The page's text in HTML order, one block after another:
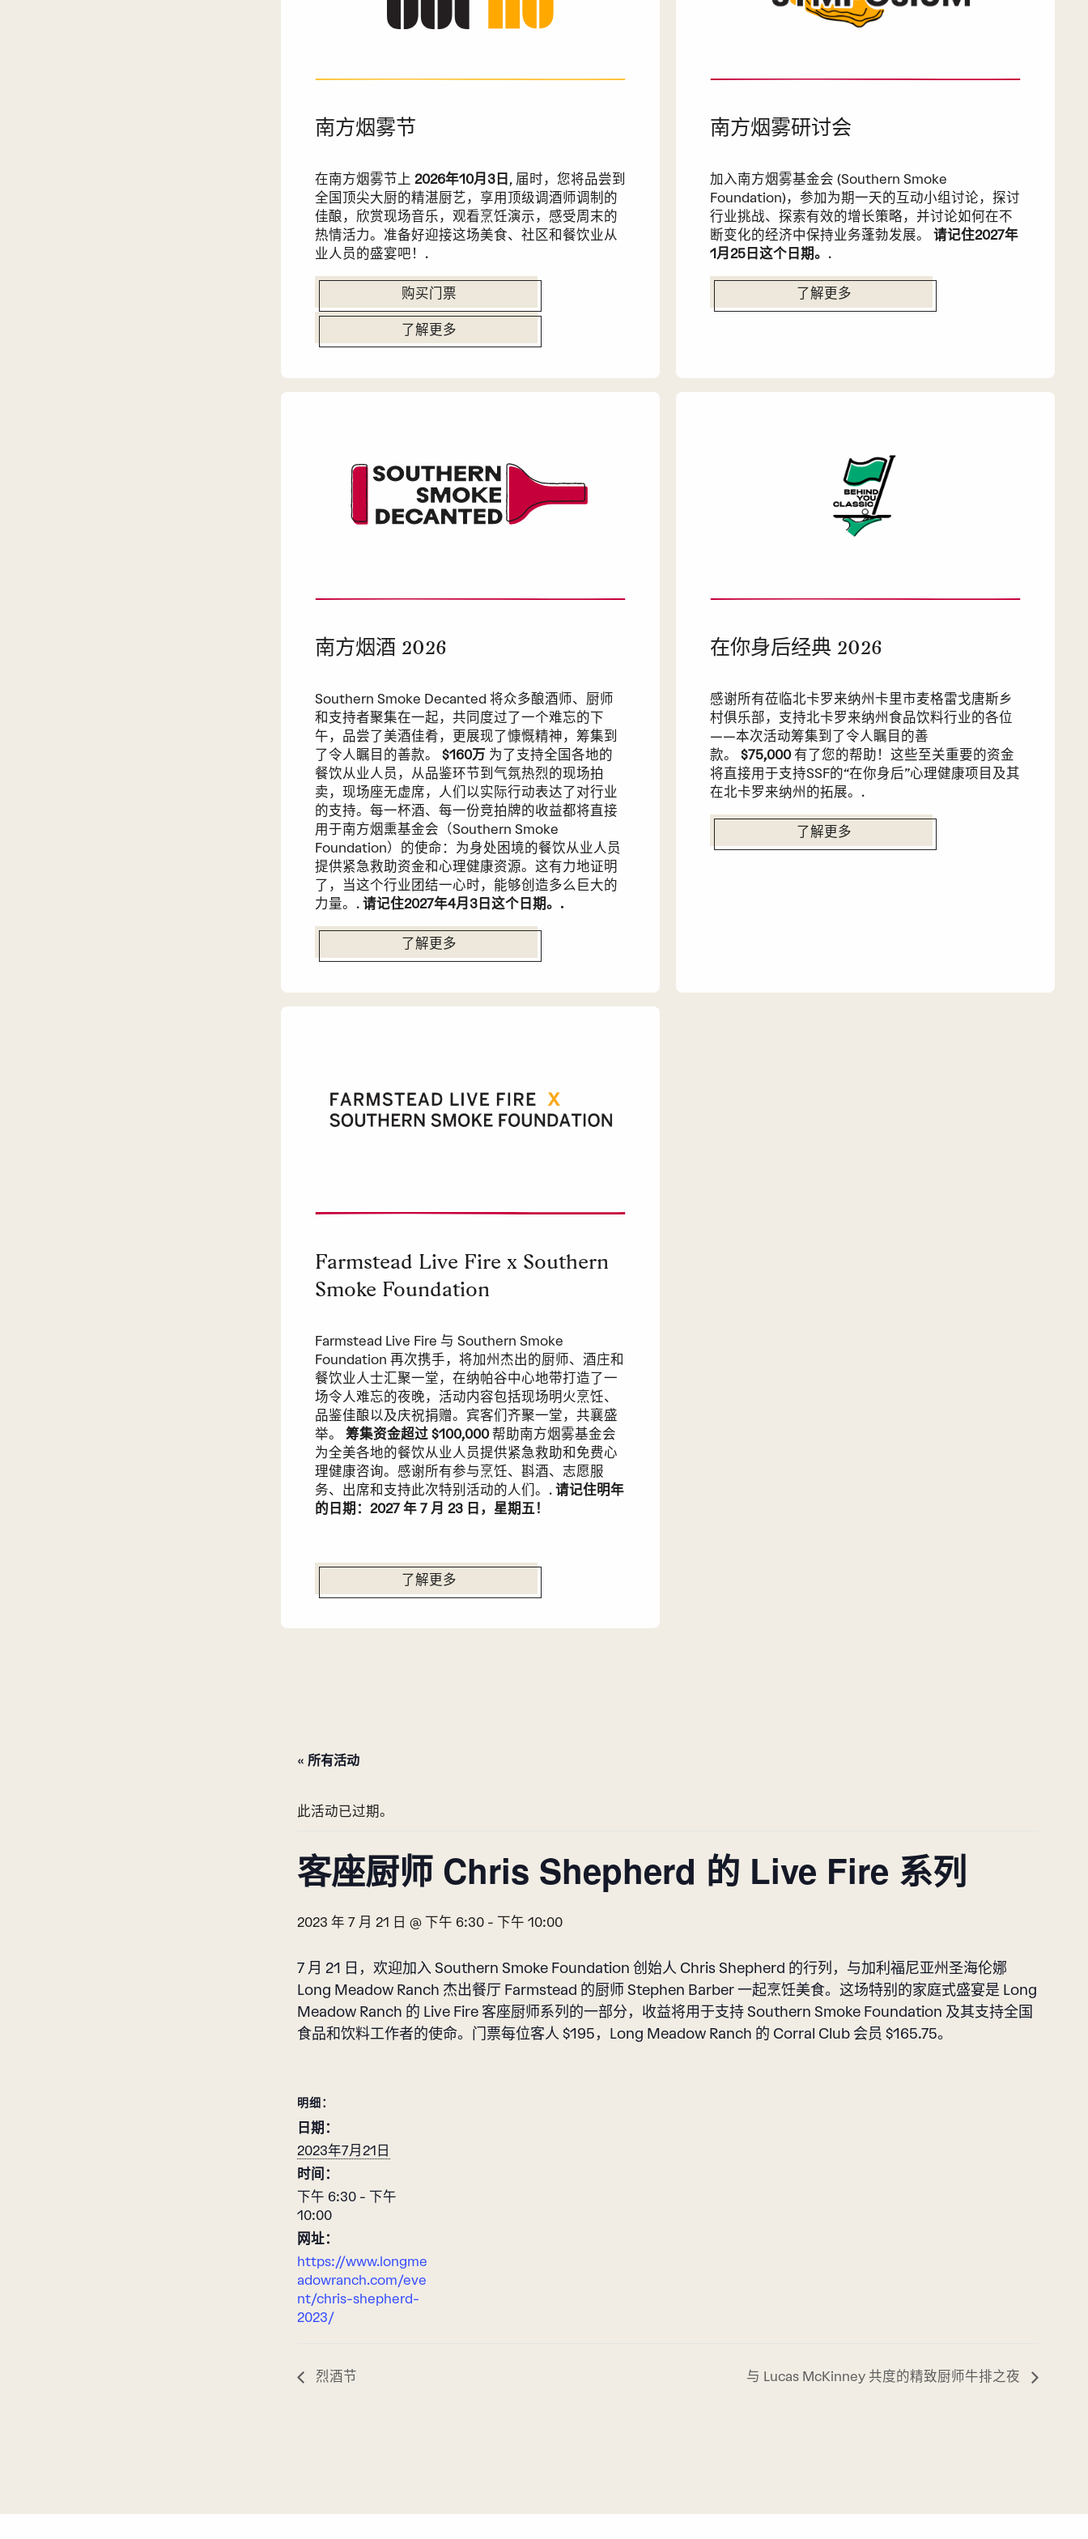
南方烟雾节
在南方烟雾节上 2026年10月3日 , 届时，您将品尝到
全国顶尖大厨的精湛厨艺，享用顶级调酒师调制的
佳酿，欣赏现场音乐，观看烹饪演示，感受周末的
热情活力。准备好迎接这场美食、社区和餐饮业从
业人员的盛宴吧！.
购买门票
了解更多
南方烟雾研讨会
加入南方烟雾基金会 (Southern Smoke
Foundation)，参加为期一天的互动小组讨论，探讨
行业挑战、探索有效的增长策略，并讨论如何在不
断变化的经济中保持业务蓬勃发展。 请记住2027年
1月25日这个日期。 .
了解更多
南方烟酒 2026
Southern Smoke Decanted 将众多酿酒师、厨师
和支持者聚集在一起，共同度过了一个难忘的下
午，品尝了美酒佳肴，更展现了慷慨精神，筹集到
了令人瞩目的善款。 $160万为了支持全国各地的
餐饮从业人员，从品鉴环节到气氛热烈的现场拍
卖，现场座无虚席，人们以实际行动表达了对行业
的支持。每一杯酒、每一份竞拍牌的收益都将直接
用于南方烟熏基金会（Southern Smoke
Foundation）的使命：为身处困境的餐饮从业人员
提供紧急救助资金和心理健康资源。这有力地证明
了，当这个行业团结一心时，能够创造多么巨大的
力量。. 请记住2027年4月3日这个日期。.
了解更多
在你身后经典 2026
感谢所有莅临北卡罗来纳州卡里市麦格雷戈唐斯乡
村俱乐部，支持北卡罗来纳州食品饮料行业的各位
——本次活动筹集到了令人瞩目的善
款。 $75,000有了您的帮助！这些至关重要的资金
将直接用于支持SSF的“在你身后”心理健康项目及其
在北卡罗来纳州的拓展。.
了解更多
Farmstead Live Fire x Southern
Smoke Foundation
Farmstead Live Fire 与 Southern Smoke
Foundation 再次携手，将加州杰出的厨师、酒庄和
餐饮业人士汇聚一堂，在纳帕谷中心地带打造了一
场令人难忘的夜晚，活动内容包括现场明火烹饪、
品鉴佳酿以及庆祝捐赠。宾客们齐聚一堂，共襄盛
举。 筹集资金超过 $100,000帮助南方烟雾基金会
为全美各地的餐饮从业人员提供紧急救助和免费心
理健康咨询。感谢所有参与烹饪、斟酒、志愿服
务、出席和支持此次特别活动的人们。. 请记住明年
的日期：2027 年 7 月 23 日，星期五！
了解更多
« 所有活动
此活动已过期。
客座厨师 Chris Shepherd 的 Live Fire 系列
2023 年 7 月 21 日 @ 下午 6:30- 下午 10:00
7 月 21 日，欢迎加入 Southern Smoke Foundation 创始人 Chris Shepherd 的行列，与加利福尼亚州圣海伦娜
Long Meadow Ranch 杰出餐厅 Farmstead 的厨师 Stephen Barber 一起烹饪美食。这场特别的家庭式盛宴是 Long
Meadow Ranch 的 Live Fire 客座厨师系列的一部分，收益将用于支持 Southern Smoke Foundation 及其支持全国
食品和饮料工作者的使命。门票每位客人 $195，Long Meadow Ranch 的 Corral Club 会员 $165.75。
明细：
日期：
2023年7月21日
时间：
下午 6:30 - 下午
10:00
网址：
https://www.longme
adowranch.com/eve
nt/chris-shepherd-
2023/
烈酒节 与 Lucas McKinney 共度的精致厨师牛排之夜